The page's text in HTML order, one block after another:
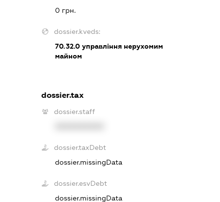
0 грн.
dossier.kveds:
70.32.0управління нерухомим
майном
dossier.tax
dossier.staff
dossier.taxDebt
dossier.missingData
dossier.esvDebt
dossier.missingData